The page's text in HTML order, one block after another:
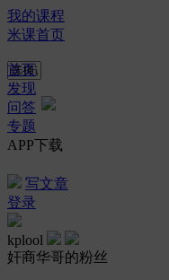
我的课程
米课首页
首页
发现
问答
专题
APP下载
写文章
登录
kplool
奸商华哥的粉丝